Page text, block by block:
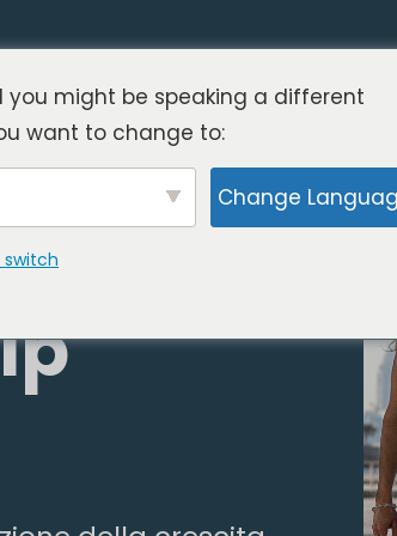
e
you might be speaking a different
want to change to:
Change